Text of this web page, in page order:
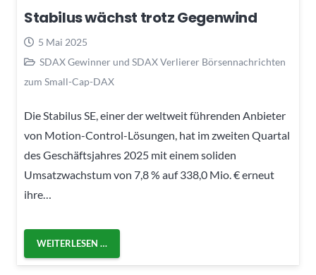
Stabilus wächst trotz Gegenwind
5 Mai 2025
SDAX Gewinner und SDAX Verlierer Börsennachrichten
zum Small-Cap-DAX
Die Stabilus SE, einer der weltweit führenden Anbieter
von Motion-Control-Lösungen, hat im zweiten Quartal
des Geschäftsjahres 2025 mit einem soliden
Umsatzwachstum von 7,8 % auf 338,0 Mio. € erneut
ihre…
WEITERLESEN …